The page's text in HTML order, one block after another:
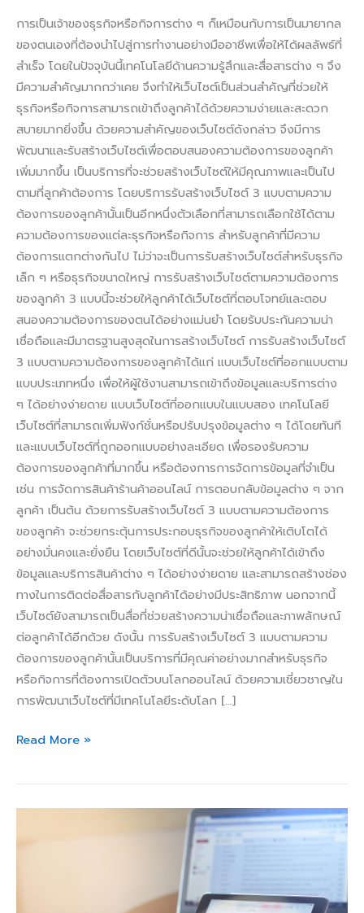
การเป็นเจ้าของธุรกิจหรือกิจการต่าง ๆ ก็เหมือนกับการเป็นมายากล
ของตนเองที่ต้องนำไปสู่การทำงานอย่างมืออาชีพเพื่อให้ได้ผลลัพธ์ที่
สำเร็จ โดยในปัจจุบันนี้เทคโนโลยีด้านความรู้สึกและสื่อสารต่าง ๆ จึง
มีความสำคัญมากกว่าเคย จึงทำให้เว็บไซต์เป็นส่วนสำคัญที่ช่วยให้
ธุรกิจหรือกิจการสามารถเข้าถึงลูกค้าได้ด้วยความง่ายและสะดวก
สบายมากยิ่งขึ้น ด้วยความสำคัญของเว็บไซต์ดังกล่าว จึงมีการ
พัฒนาและรับสร้างเว็บไซต์เพื่อตอบสนองความต้องการของลูกค้า
เพิ่มมากขึ้น เป็นบริการที่จะช่วยสร้างเว็บไซต์ให้มีคุณภาพและเป็นไป
ตามที่ลูกค้าต้องการ โดยบริการรับสร้างเว็บไซต์ 3 แบบตามความ
ต้องการของลูกค้านั้นเป็นอีกหนึ่งตัวเลือกที่สามารถเลือกใช้ได้ตาม
ความต้องการของแต่ละธุรกิจหรือกิจการ สำหรับลูกค้าที่มีความ
ต้องการแตกต่างกันไป ไม่ว่าจะเป็นการรับสร้างเว็บไซต์สำหรับธุรกิจ
เล็ก ๆ หรือธุรกิจขนาดใหญ่ การรับสร้างเว็บไซต์ตามความต้องการ
ของลูกค้า 3 แบบนี้จะช่วยให้ลูกค้าได้เว็บไซต์ที่ตอบโจทย์และตอบ
สนองความต้องการของตนได้อย่างแม่นยำ โดยรับประกันความน่า
เชื่อถือและมีมาตรฐานสูงสุดในการสร้างเว็บไซต์ การรับสร้างเว็บไซต์
3 แบบตามความต้องการของลูกค้าได้แก่ แบบเว็บไซต์ที่ออกแบบตาม
แบบประเภทหนึ่ง เพื่อให้ผู้ใช้งานสามารถเข้าถึงข้อมูลและบริการต่าง
ๆ ได้อย่างง่ายดาย แบบเว็บไซต์ที่ออกแบบในแบบสอง เทคโนโลยี
เว็บไซต์ที่สามารถเพิ่มฟังก์ชั่นหรือปรับปรุงข้อมูลต่าง ๆ ได้โดยทันที
และแบบเว็บไซต์ที่ถูกออกแบบอย่างละเอียด เพื่อรองรับความ
ต้องการของลูกค้าที่มากขึ้น หรือต้องการการจัดการข้อมูลที่จำเป็น
เช่น การจัดการสินค้าร้านค้าออนไลน์ การตอบกลับข้อมูลต่าง ๆ จาก
ลูกค้า เป็นต้น ด้วยการรับสร้างเว็บไซต์ 3 แบบตามความต้องการ
ของลูกค้า จะช่วยกระตุ้นการประกอบธุรกิจของลูกค้าให้เติบโตได้
อย่างมั่นคงและยั่งยืน โดยเว็บไซต์ที่ดีนั้นจะช่วยให้ลูกค้าได้เข้าถึง
ข้อมูลและบริการสินค้าต่าง ๆ ได้อย่างง่ายดาย และสามารถสร้างช่อง
ทางในการติดต่อสื่อสารกับลูกค้าได้อย่างมีประสิทธิภาพ นอกจากนี้
เว็บไซต์ยังสามารถเป็นสื่อที่ช่วยสร้างความน่าเชื่อถือและภาพลักษณ์
ต่อลูกค้าได้อีกด้วย ดังนั้น การรับสร้างเว็บไซต์ 3 แบบตามความ
ต้องการของลูกค้านั้นเป็นบริการที่มีคุณค่าอย่างมากสำหรับธุรกิจ
หรือกิจการที่ต้องการเปิดตัวบนโลกออนไลน์ ด้วยความเชี่ยวชาญใน
การพัฒนาเว็บไซต์ที่มีเทคโนโลยีระดับโลก […]
Read More »
เว็บไซต์